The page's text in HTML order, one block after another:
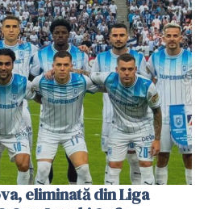
eliminată din Liga